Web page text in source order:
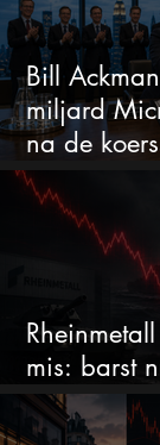
Bill
miljard
na de
mis: barst
het